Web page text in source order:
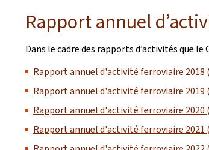
Rapport annuel
Dans le cadre des rapports d’activités que
Rapport annuel d'activité ferroviaire 2018
Rapport annuel d'activité ferroviaire 2019
Rapport annuel d'activité ferroviaire 2020
Rapport annuel d'activité ferroviaire 2021